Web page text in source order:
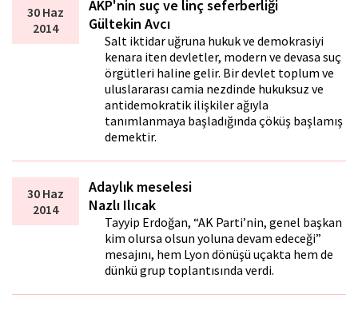
30 Haz
2014
AKP'nin suç ve linç seferberliği
Gültekin Avcı
Salt iktidar uğruna hukuk ve demokrasiyi
kenara iten devletler, modern ve devasa suç
örgütleri haline gelir. Bir devlet toplum ve
uluslararası camia nezdinde hukuksuz ve
antidemokratik ilişkiler ağıyla
tanımlanmaya başladığında çöküş başlamış
demektir.
30 Haz
2014
Adaylık meselesi
Nazlı Ilıcak
Tayyip Erdoğan, “AK Parti’nin, genel başkan
kim olursa olsun yoluna devam edeceği”
mesajını, hem Lyon dönüşü uçakta hem de
dünkü grup toplantısında verdi.